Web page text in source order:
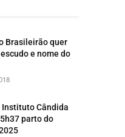
Brasileirão quer
e nome do
Instituto Cândida
parto do